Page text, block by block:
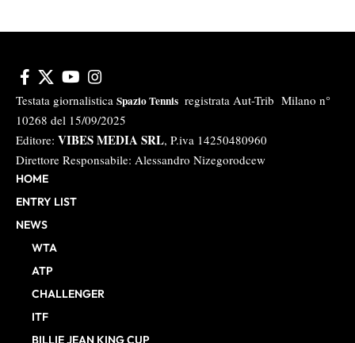
Testata giornalistica Spazio Tennis registrata Aut-Trib Milano n°
10268 del 15/09/2025
Editore: VIBES MEDIA SRL, P.iva 14250480960
Direttore Responsabile: Alessandro Nizegorodcew
HOME
ENTRY LIST
NEWS
WTA
ATP
CHALLENGER
ITF
BILLIE JEAN KING CUP